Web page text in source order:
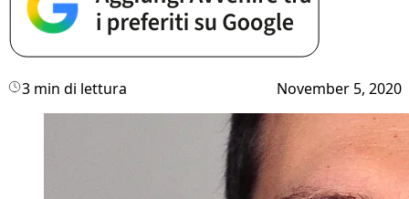
3 min di lettura November 5, 2020